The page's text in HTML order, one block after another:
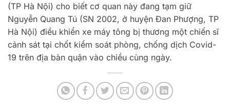
(TP Hà Nội) cho biết cơ quan này đang tạm giữ
Nguyễn Quang Tú (SN 2002, ở huyện Đan Phượng, TP
Hà Nội) điều khiển xe máy tông bị thương một chiến sĩ
cảnh sát tại chốt kiểm soát phòng, chống dịch Covid-
19 trên địa bàn quận vào chiều cùng ngày.